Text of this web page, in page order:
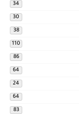
34
30
38
110
86
64
24
64
83